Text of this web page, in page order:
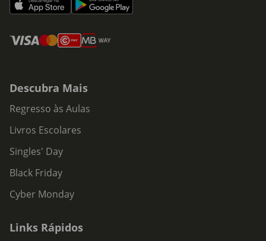
Descubra Mais
Regresso às Aulas
Livros Escolares
Singles' Day
Black Friday
Cyber Monday
Links Rápidos